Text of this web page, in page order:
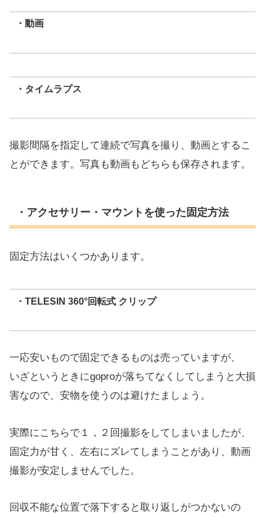
・動画
・タイムラプス
撮影間隔を指定して連続で写真を撮り、動画とするこ
とができます。写真も動画もどちらも保存されます。
・アクセサリー・マウントを使った固定方法
固定方法はいくつかあります。
・TELESIN 360°回転式 クリップ
一応安いもので固定できるものは売っていますが、
いざというときにgoproが落ちてなくしてしまうと大損
害なので、安物を使うのは避けたましょう。
実際にこちらで１，２回撮影をしてしまいましたが、
固定力が甘く、左右にズレてしまうことがあり、動画
撮影が安定しませんでした。
回収不能な位置で落下すると取り返しがつかないの